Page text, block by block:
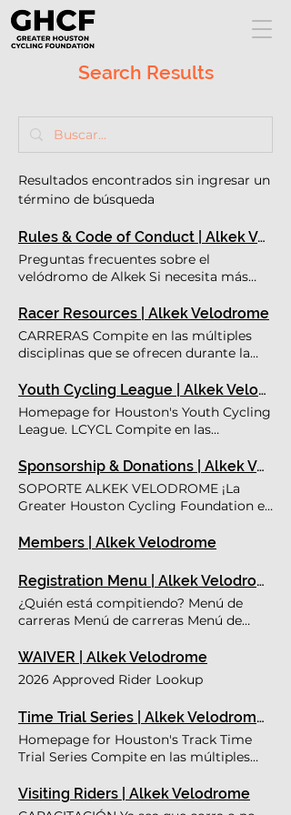
Search Results
Resultados encontrados sin ingresar un
término de búsqueda
Rules & Code of Conduct | Alkek Velodrome
Preguntas frecuentes sobre el
velódromo de Alkek Si necesita más
aquí, envíe un correo electrónico a
info@alkekvelodrome.com Weekend
Market
Racer Resources | Alkek Velodrome
CARRERAS Compite en las múltiples
disciplinas que se ofrecen durante la
año' Las carreras van desde el primer
fin de semana de marzo hasta el
segundo fin de semana de octubre.
Track Accreditation Membership Race
Menu Racer Guide Track 101 Track
Calculators Visiting Riders Hall of Fame
Juniors Race Results & Rankings
Youth Cycling League | Alkek Velodrome | Texas Junior Bicycle Racing
Homepage for Houston's Youth Cycling
League. LCYCL Compite en las
durante la temporada por el título de
'Piloto del año' Las carreras van desde
el primer fin de semana de marzo hasta
el segundo fin de semana de octubre.
Racer Guide YCL Standings
Registration Junior Homepage Results
Sponsorship & Donations | Alkek Velodrome
SOPORTE ALKEK VELODROME ¡La
Greater Houston Cycling Foundation es
(c) 3 y no puede proporcionar los
de nuestros increíbles patrocinadores y
donantes! Weekend Market
Members | Alkek Velodrome
Registration Menu | Alkek Velodrome
¿Quién está compitiendo? Menú de
carreras Menú de carreras Menú de
WAIVER | Alkek Velodrome
2026 Approved Rider Lookup
Time Trial Series | Alkek Velodrome | Texas Bicycle Racing
Homepage for Houston's Track Time
Trial Series Compite en las múltiples
temporada por el título de 'Piloto del
año' Las carreras van desde el primer
Visiting Riders | Alkek Velodrome